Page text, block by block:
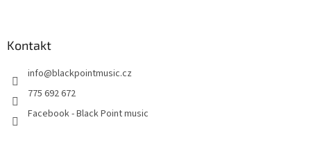
Kontakt
info@blackpointmusic.cz
775 692 672
Facebook - Black Point music